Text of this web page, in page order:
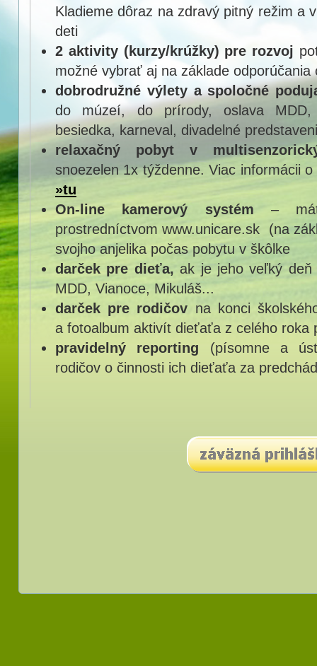
Kladieme dôraz na zdravý pitný režim a
deti
2 aktivity (kurzy/krúžky) pre rozvoj
možné vybrať aj na základe odporúčania
dobrodružné výlety a spoločné
do múzeí, do prírody, oslava MDD,
besiedka, karneval, divadelné
relaxačný pobyt v
snoezelen 1x týždenne. Viac informácii
»tu
On-line kamerový systém –
prostredníctvom www.unicare.sk (na
svojho anjelika počas pobytu v škôlke
darček pre dieťa,ak je jeho veľký deň
MDD, Vianoce, Mikuláš...
darček pre rodičov na konci
a fotoalbum aktivít dieťaťa z celého roka
pravidelný reporting (písomne a
rodičov o činnosti ich dieťaťa za